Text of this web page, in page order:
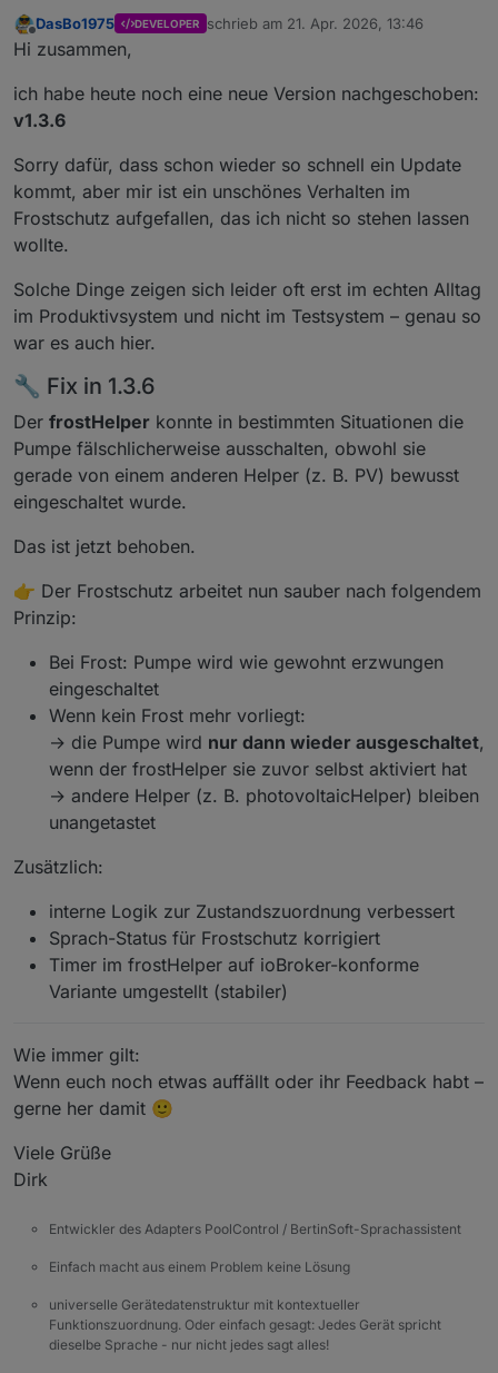
DasBo1975 DEVELOPER schrieb am 21. Apr. 2026, 13:46
zuletzt editiert von
Hi zusammen,
ich habe heute noch eine neue Version nachgeschoben:
v1.3.6
Sorry dafür, dass schon wieder so schnell ein Update
kommt, aber mir ist ein unschönes Verhalten im
Frostschutz aufgefallen, das ich nicht so stehen lassen
wollte.
Solche Dinge zeigen sich leider oft erst im echten Alltag
im Produktivsystem und nicht im Testsystem – genau so
war es auch hier.
🔧 Fix in 1.3.6
Der frostHelper konnte in bestimmten Situationen die
Pumpe fälschlicherweise ausschalten, obwohl sie
gerade von einem anderen Helper (z. B. PV) bewusst
eingeschaltet wurde.
Das ist jetzt behoben.
👉 Der Frostschutz arbeitet nun sauber nach folgendem
Prinzip:
Bei Frost: Pumpe wird wie gewohnt erzwungen
eingeschaltet
Wenn kein Frost mehr vorliegt:
→ die Pumpe wird nur dann wieder ausgeschaltet,
wenn der frostHelper sie zuvor selbst aktiviert hat
→ andere Helper (z. B. photovoltaicHelper) bleiben
unangetastet
Zusätzlich:
interne Logik zur Zustandszuordnung verbessert
Sprach-Status für Frostschutz korrigiert
Timer im frostHelper auf ioBroker-konforme
Variante umgestellt (stabiler)
Wie immer gilt:
Wenn euch noch etwas auffällt oder ihr Feedback habt –
gerne her damit 🙂
Viele Grüße
Dirk
Entwickler des Adapters PoolControl / BertinSoft-Sprachassistent
Einfach macht aus einem Problem keine Lösung
universelle Gerätedatenstruktur mit kontextueller
Funktionszuordnung. Oder einfach gesagt: Jedes Gerät spricht
dieselbe Sprache - nur nicht jedes sagt alles!